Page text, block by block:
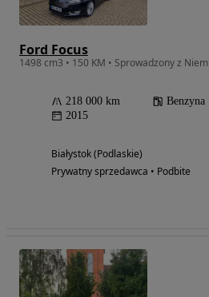
Ford Focus
218 000 km Benzyna
2015
Białystok (Podlaskie)
Prywatny sprzedawca • Podbite